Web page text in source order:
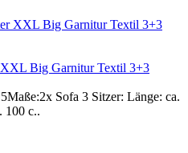
XXL Big Garnitur Textil 3+3
Sofa 3 Sitzer: Länge: ca.
100 c..